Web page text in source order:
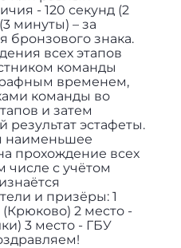
- 120 секунд (2
минуты) – за
бронзового знака.
всех этапов
команды
временем,
команды во
и затем
результат эстафеты.
наименьшее
прохождение всех
числе с учётом
и призёры: 1
2 место -
3 место - ГБУ